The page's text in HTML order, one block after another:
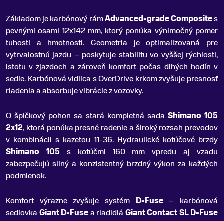
Základom je karbónový rámAdvanced-grade Composites
pevnými osami 12x142 mm, ktorý ponúka výnimočný pomer
tuhosti a hmotnosti. Geometria je optimalizovaná pre
vytrvalostnú jazdu – poskytuje stabilitu vo vyššej rýchlosti,
istotu v zjazdoch a zároveň komfort počas dlhých hodín v
sedle. Karbónová vidlica s OverDrive krkom zvyšuje presnosť
riadenia a absorbuje vibrácie z vozovky.
O špičkový pohon sa stará kompletná sada Shimano 105
2x12, ktorá ponúka presné radenie a široký rozsah prevodov
v kombinácii s kazetou 11-36. Hydraulické kotúčové brzdy
Shimano 105s kotúčmi 160 mm vpredu aj vzadu
zabezpečujú silný a konzistentný brzdný výkon za každých
podmienok.
Komfort výrazne zvyšuje systém D-Fuse– karbónová
sedlovka Giant D-Fusea riadidlá Giant Contact SL D-Fuse